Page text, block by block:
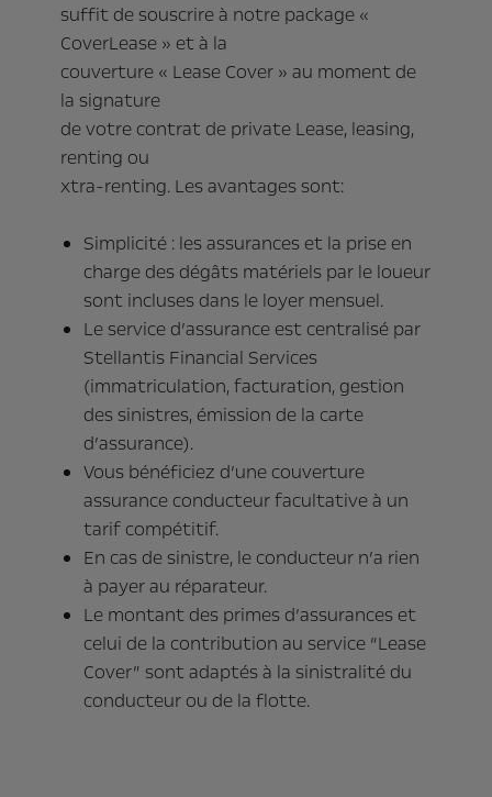
suffit de souscrire à notre package «
CoverLease » et à la
couverture « Lease Cover » au moment de
la signature
de votre contrat de private Lease, leasing,
renting ou
xtra-renting. Les avantages sont:
Simplicité : les assurances et la prise en
charge des dégâts matériels par le loueur
sont incluses dans le loyer mensuel.
Le service d’assurance est centralisé par
Stellantis Financial Services
(immatriculation, facturation, gestion
des sinistres, émission de la carte
d’assurance).
Vous bénéficiez d’une couverture
assurance conducteur facultative à un
tarif compétitif.
En cas de sinistre, le conducteur n’a rien
à payer au réparateur.
Le montant des primes d’assurances et
celui de la contribution au service “Lease
Cover” sont adaptés à la sinistralité du
conducteur ou de la flotte.